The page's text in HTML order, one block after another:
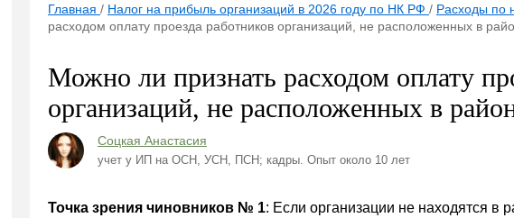
Главная / Налог на прибыль организаций в 2026 году по НК РФ / Расходы по
расходом оплату проезда работников организаций, не расположенных в
Можно ли признать расходом оплату
организаций, не расположенных в
Соцкая Анастасия
учет у ИП на ОСН, УСН, ПСН; кадры. Опыт около 10 лет
Точка зрения чиновников № 1: Если организации не находятся в